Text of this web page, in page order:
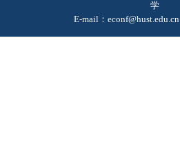
学
E-mail：econf@hust.edu.cn